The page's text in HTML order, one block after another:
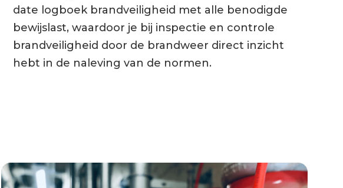
date logboek brandveiligheid met alle benodigde
bewijslast, waardoor je bij inspectie en controle
brandveiligheid door de brandweer direct inzicht
hebt in de naleving van de normen.